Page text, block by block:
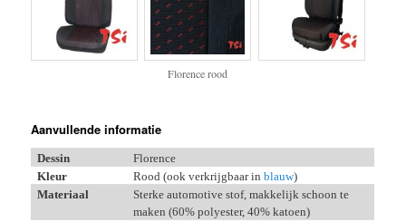
Florence rood
Aanvullende informatie
Dessin
Florence
Kleur
Rood (ook verkrijgbaar inblauw)
Materiaal
Sterke automotive stof, makkelijk schoon te
maken (60% polyester, 40% katoen)